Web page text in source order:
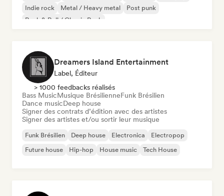
Indie rock
Metal / Heavy metal
Post punk
Rock & Roll / Classic Rock
Dreamers Island Entertainment
Label, Éditeur
> 1000 feedbacks réalisés
Bass MusicMusique BrésilienneFunk Brésilien
Dance musicDeep house
Signer des contrats d’édition avec des artistes
Signer des artistes et/ou sortir leur musique
Funk Brésilien Deep house Electronica
Electropop
Future house
Hip-hop House music Tech House